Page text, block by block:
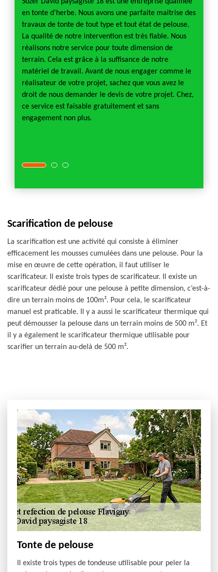
en tonte d’herbe. Nous avons une parfaite maitrise des
travaux de tonte de tout type et tout état de pelouse.
La qualité de notre intervention est très fiable. Nous
réalisons notre service pour toute dimension de
terrain. Cela est grâce à la suffisance de notre
matériel de travail. Avant de nous engager comme le
réalisateur de votre projet, sachez que vous avez le
droit de nous demander le devis de votre projet. Chez,
ce service est faisable gratuitement et sans
engagement non plus.
Scarification de pelouse
La scarification est une activité qui consiste à éliminer
efficacement les mousses cumulées dans une pelouse. Pour la
mise en œuvre de cette opération, il faut utiliser le
scarificateur. Il existe trois types de scarificateur. Il existe un
scarificateur dédié pour une pelouse à petite dimension, c’est-à-
dire un terrain moins de 100m². Pour cela, le scarificateur
manuel est praticable. Il y a aussi le scarificateur thermique qui
peut démousser la pelouse dans un terrain moins de 500 m². Et
il y a également le scarificateur thermique utilisable pour
scarifier un terrain au-delà de 500 m².
Tonte de pelouse
Il existe trois types de tondeuse utilisable pour peler la